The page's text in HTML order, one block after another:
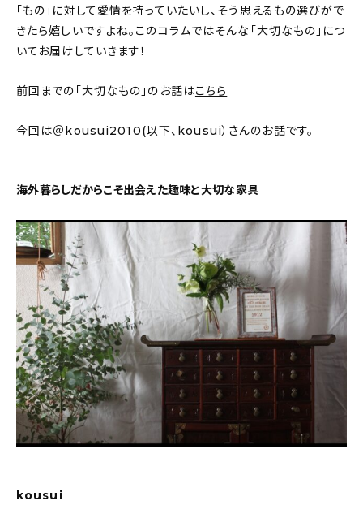
暮らし
daily mukuri / アイテム
カテゴリー一覧
人気の記事
おすすめの記事
インテリア
日用品
キッチン
ギフト
「もの」に対して愛情を持っていたいし、そう思えるもの選びがで
きたら嬉しいですよね。このコラムではそんな「大切なもの」につ
いてお届けしていきます！
前回までの「大切なもの」のお話はこちら
今回は＠kousui2010(以下、kousui）さんのお話です。
海外暮らしだからこそ出会えた趣味と大切な家具
kousui